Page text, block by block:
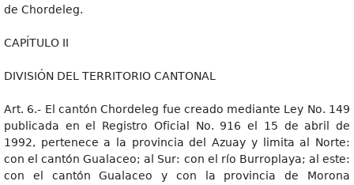
de Chordeleg.
CAPÍTULO II
DIVISIÓN DEL TERRITORIO CANTONAL
Art. 6.- El cantón Chordeleg fue creado mediante Ley No. 149
publicada en el Registro Oficial No. 916 el 15 de abril de
1992, pertenece a la provincia del Azuay y limita al Norte:
con el cantón Gualaceo; al Sur: con el río Burroplaya; al este:
con el cantón Gualaceo y con la provincia de Morona